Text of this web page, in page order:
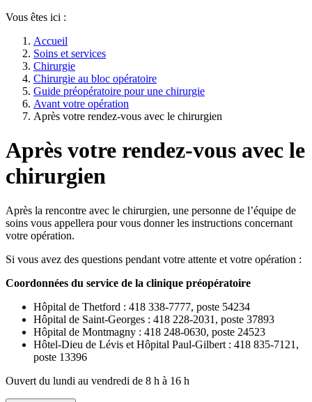
Vous êtes ici :
Accueil
Soins et services
Chirurgie
Chirurgie au bloc opératoire
Guide préopératoire pour une chirurgie
Avant votre opération
Après votre rendez-vous avec le chirurgien
Après votre rendez-vous avec le
chirurgien
Après la rencontre avec le chirurgien, une personne de l’équipe de
soins vous appellera pour vous donner les instructions concernant
votre opération.
Si vous avez des questions pendant votre attente et votre opération :
Coordonnées du service de la clinique préopératoire
Hôpital de Thetford : 418 338-7777, poste 54234
Hôpital de Saint-Georges : 418 228-2031, poste 37893
Hôpital de Montmagny : 418 248-0630, poste 24523
Hôtel-Dieu de Lévis et Hôpital Paul-Gilbert : 418 835-7121,
poste 13396
Ouvert du lundi au vendredi de 8 h à 16 h